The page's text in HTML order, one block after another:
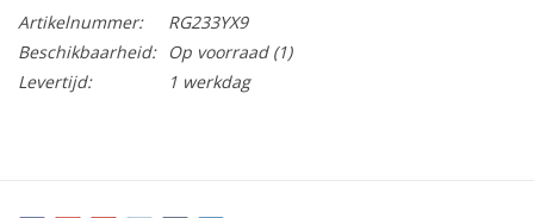
Artikelnummer:
RG233YX9
Beschikbaarheid:
Op voorraad(1)
Levertijd:
1 werkdag